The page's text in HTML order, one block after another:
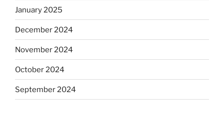
January 2025
December 2024
November 2024
October 2024
September 2024